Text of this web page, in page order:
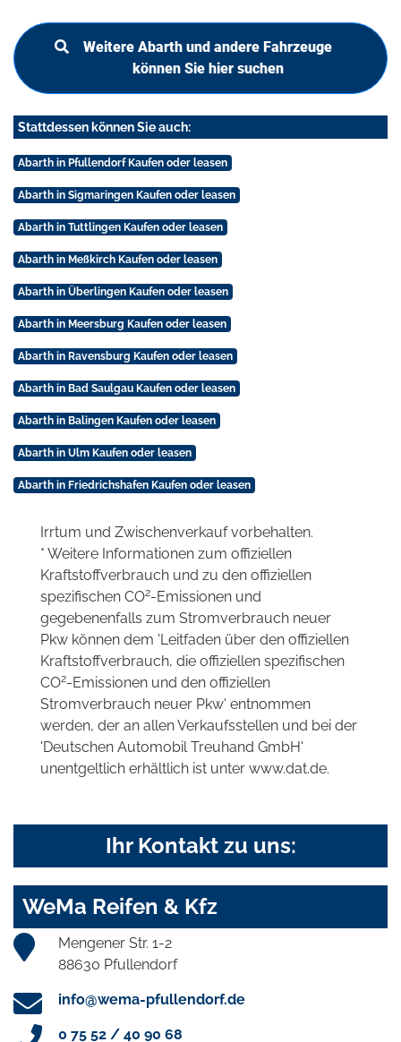
Weitere Abarth und andere Fahrzeuge
können Sie hier suchen
Stattdessen können Sie auch:
Abarth in Pfullendorf Kaufen oder leasen
Abarth in Sigmaringen Kaufen oder leasen
Abarth in Tuttlingen Kaufen oder leasen
Abarth in Meßkirch Kaufen oder leasen
Abarth in Überlingen Kaufen oder leasen
Abarth in Meersburg Kaufen oder leasen
Abarth in Ravensburg Kaufen oder leasen
Abarth in Bad Saulgau Kaufen oder leasen
Abarth in Balingen Kaufen oder leasen
Abarth in Ulm Kaufen oder leasen
Abarth in Friedrichshafen Kaufen oder leasen
Irrtum und Zwischenverkauf vorbehalten.
* Weitere Informationen zum offiziellen
Kraftstoffverbrauch und zu den offiziellen
spezifischen CO2-Emissionen und
gegebenenfalls zum Stromverbrauch neuer
Pkw können dem 'Leitfaden über den offiziellen
Kraftstoffverbrauch, die offiziellen spezifischen
CO2-Emissionen und den offiziellen
Stromverbrauch neuer Pkw' entnommen
werden, der an allen Verkaufsstellen und bei der
'Deutschen Automobil Treuhand GmbH'
unentgeltlich erhältlich ist unter www.dat.de.
Ihr Kontakt zu uns:
WeMa Reifen & Kfz
Mengener Str. 1-2
88630 Pfullendorf
info@wema-pfullendorf.de
0 75 52 / 40 90 68